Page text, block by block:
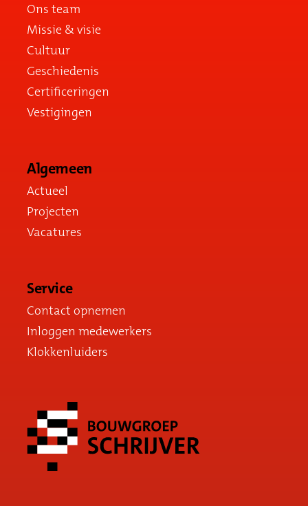
Ons team
Missie & visie
Cultuur
Geschiedenis
Certificeringen
Vestigingen
Algemeen
Actueel
Projecten
Vacatures
Service
Contact opnemen
Inloggen medewerkers
Klokkenluiders